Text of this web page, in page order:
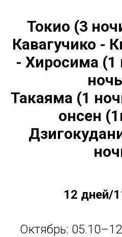
Токио (3
Кавагучико -
- Хиросима (1
Такаяма (1
онсен
12 дней/
Октябрь: